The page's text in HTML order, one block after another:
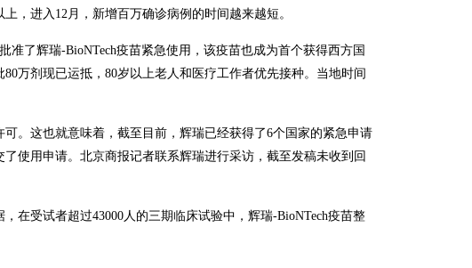
，进入12月，新增百万确诊病例的时间越来越短。
了辉瑞-BioNTech疫苗紧急使用，该疫苗也成为首个获得西方国
万剂现已运抵，80岁以上老人和医疗工作者优先接种。当地时间
。这也就意味着，截至目前，辉瑞已经获得了6个国家的紧急申请
使用申请。北京商报记者联系辉瑞进行采访，截至发稿未收到回
在受试者超过43000人的三期临床试验中，辉瑞-BioNTech疫苗整